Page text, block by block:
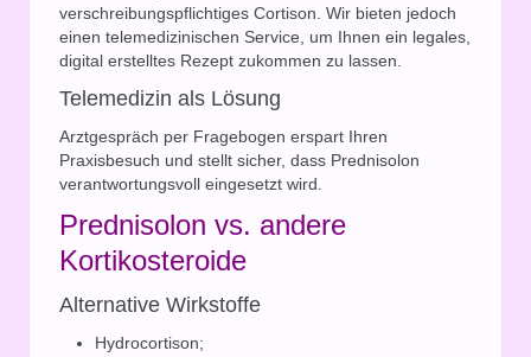
verschreibungspflichtiges Cortison. Wir bieten jedoch
einen telemedizinischen Service, um Ihnen ein legales,
digital erstelltes Rezept zukommen zu lassen.
Telemedizin als Lösung
Arztgespräch per Fragebogen erspart Ihren
Praxisbesuch und stellt sicher, dass Prednisolon
verantwortungsvoll eingesetzt wird.
Prednisolon vs. andere
Kortikosteroide
Alternative Wirkstoffe
Hydrocortison;